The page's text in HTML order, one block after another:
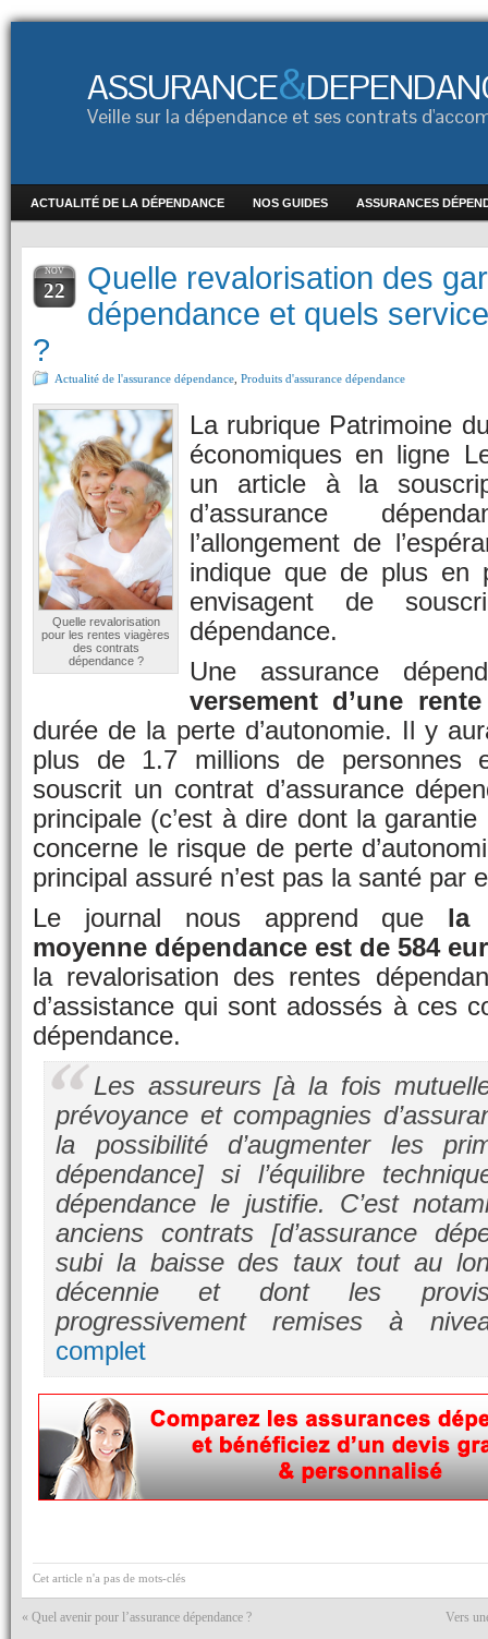
ASSURANCE&
Veille sur la dépendance et ses contrats
ACTUALITÉ DE LA DÉPENDANCE NOS GUIDES ASSURANCES
NOV
22
Quelle revalorisation des
dépendance et quels
?
Actualité de l'assurance dépendance Produits d'assurance dépendance
Quelle revalorisation
pour les rentes viagères
des contrats
dépendance ?
La rubrique Patrimoine
économiques en ligne
un article à la
d’assurance
l’allongement de
indique que de plus en
envisagent de
dépendance.
Une assurance
versement d’une
durée de la perte d’autonomie. Il y
plus de 1.7 millions de personnes
souscrit un contrat d’assurance
principale (c’est à dire dont la
concerne le risque de perte
principal assuré n’est pas la santé par
Le journal nous apprend que la
moyenne dépendance est de 584
la revalorisation des rentes
d’assistance qui sont adossés à ces
dépendance.
Les assureurs [à la fois
prévoyance et compagnies
la possibilité d’augmenter les
dépendance] si l’équilibre
dépendance le justifie. C’est
anciens contrats [d’assurance
subi la baisse des taux tout au
décennie et dont les
progressivement remises à
complet
Cet article n'a pas de mots-clés
« Quel avenir pour l’assurance dépendance ? Vers